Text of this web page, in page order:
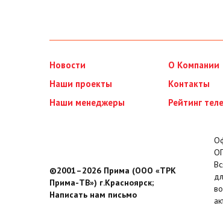
Новости
Наши проекты
Наши менеджеры
О Компании
Контакты
Рейтинг
©2001–2026 Прима (ООО «ТРК
Прима-ТВ») г.Красноярск;
Написать нам письмо